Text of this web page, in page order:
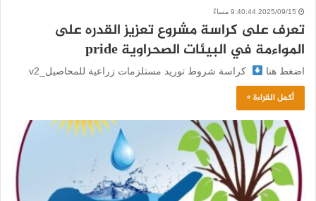
2025/09/15 9:40:44 مساءً
تعرف على كراسة مشروع تعزيز القدره على
المواءمة في البيئات الصحراوية pride
اضغط هنا كراسة شروط توريد مستلزمات زراعية للمحاصيل_v2
أكمل القراءة »